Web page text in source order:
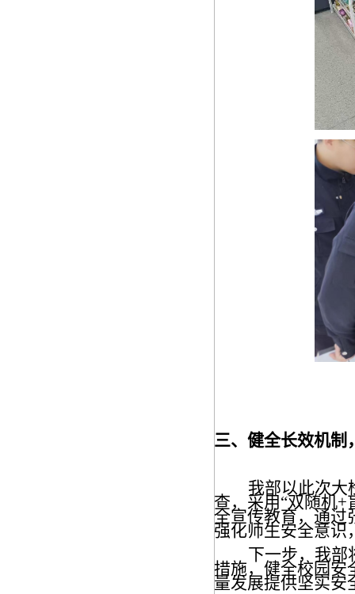
三、健全长效机制
我部以此次大
查，采用 “双随机+
全宣传教育，通过
强化师生安全意识
下一步， 我部
措施，健全校园安
量发展提供坚实安